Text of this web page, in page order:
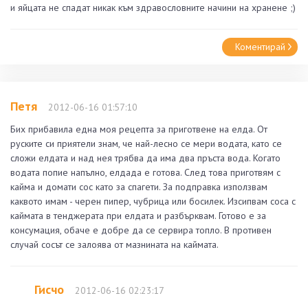
и яйцата не спадат никак към здравословните начини на хранене ;)
Коментирай
Петя
2012-06-16 01:57:10
Бих прибавила една моя рецепта за приготвене на елда. От
руските си приятели знам, че най-лесно се мери водата, като се
сложи елдата и над нея трябва да има два пръста вода. Когато
водата попие напълно, елдада е готова. След това приготвям с
кайма и домати сос като за спагети. За подправка използвам
каквото имам - черен пипер, чубрица или босилек. Изсипвам соса с
каймата в тенджерата при елдата и разбърквам. Готово е за
консумация, обаче е добре да се сервира топло. В противен
случай сосът се залоява от мазнината на каймата.
Гисчо
2012-06-16 02:23:17